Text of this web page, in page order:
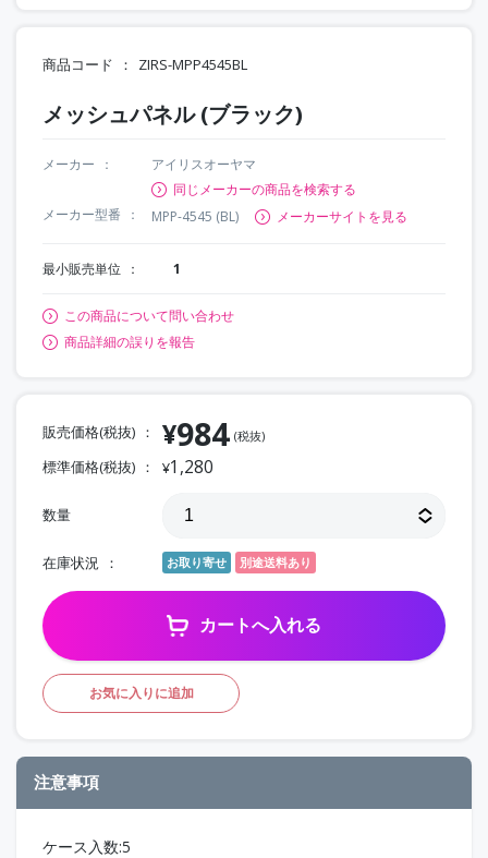
商品コード ZIRS-MPP4545BL
メッシュパネル (ブラック)
メーカー
アイリスオーヤマ
同じメーカーの商品を検索する
メーカー型番
MPP-4545 (BL) メーカーサイトを見る
最小販売単位 1
この商品について問い合わせ
商品詳細の誤りを報告
販売価格(税抜) ¥984 (税抜)
標準価格(税抜) ¥1,280
数量
在庫状況 お取り寄せ 別途送料あり
カートへ入れる
お気に入りに追加
注意事項
ケース入数:5